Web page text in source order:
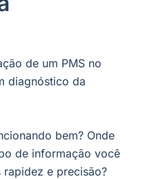
de um PMS no
diagnóstico da
bem? Onde
de informação você
rapidez e precisão?